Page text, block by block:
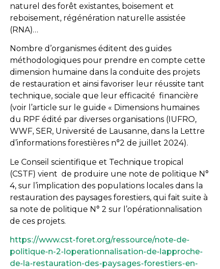
naturel des forêt existantes, boisement et
reboisement, régénération naturelle assistée
(RNA)…
Nombre d’organismes éditent des guides
méthodologiques pour prendre en compte cette
dimension humaine dans la conduite des projets
de restauration et ainsi favoriser leur réussite tant
technique, sociale que leur efficacité financière
(voir l’article sur le guide « Dimensions humaines
du RPF édité par diverses organisations (IUFRO,
WWF, SER, Université de Lausanne, dans la Lettre
d’informations forestières n°2 de juillet 2024).
Le Conseil scientifique et Technique tropical
(CSTF) vient de produire une note de politique N°
4, sur l’implication des populations locales dans la
restauration des paysages forestiers, qui fait suite à
sa note de politique N° 2 sur l’opérationnalisation
de ces projets.
https://www.cst-foret.org/ressource/note-de-
politique-n-2-loperationnalisation-de-lapproche-
de-la-restauration-des-paysages-forestiers-en-